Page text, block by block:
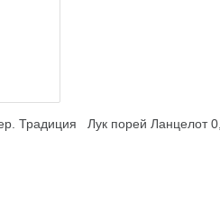
Традиция Лук порей Ланцелот